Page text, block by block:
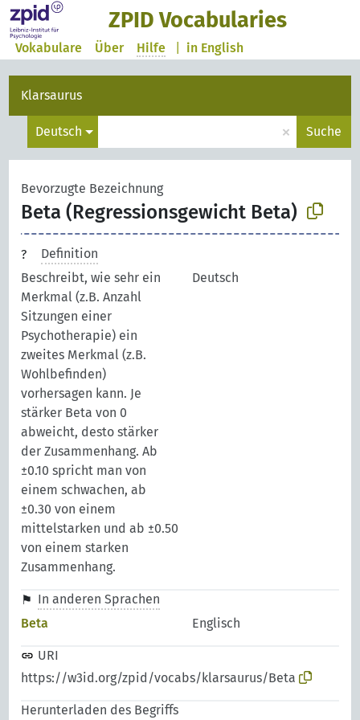
ZPID Vocabularies
in English
Vokabulare Über Hilfe
Klarsaurus
Deutsch × Suche
Bevorzugte Bezeichnung
Beta (Regressionsgewicht Beta)
Definition
Beschreibt, wie sehr ein
Merkmal (z.B. Anzahl
Sitzungen einer
Psychotherapie) ein
zweites Merkmal (z.B.
Wohlbefinden)
vorhersagen kann. Je
stärker Beta von 0
abweicht, desto stärker
der Zusammenhang. Ab
±0.10 spricht man von
einem schwachen, ab
±0.30 von einem
mittelstarken und ab ±0.50
von einem starken
Zusammenhang.
Deutsch
In anderen Sprachen
Beta
Englisch
URI
https://w3id.org/zpid/vocabs/klarsaurus/Beta
Herunterladen des Begriffs